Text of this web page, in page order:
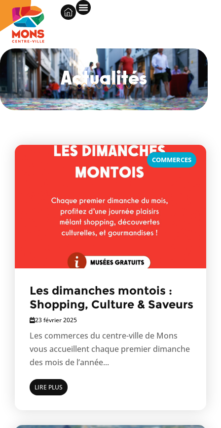
Actualités
COMMERCES
Les dimanches montois :
Shopping, Culture & Saveurs
23 février 2025
Les commerces du centre-ville de Mons
vous accueillent chaque premier dimanche
des mois de l’année...
LIRE PLUS